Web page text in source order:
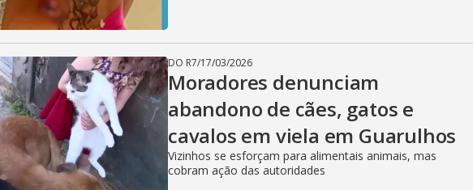
DO R7/17/03/2026
Moradores denunciam
abandono de cães, gatos e
cavalos em viela em Guarulhos
Vizinhos se esforçam para alimentais animais, mas
cobram ação das autoridades